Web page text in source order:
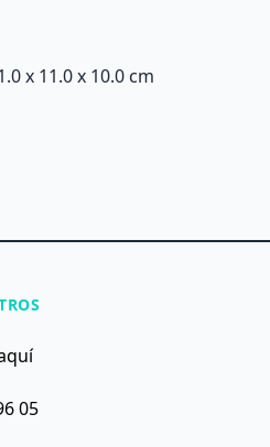
x 11.0 x 10.0 cm
05